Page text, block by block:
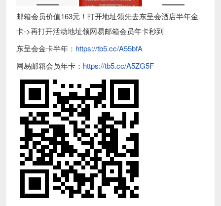
邮箱会员价值163元！打开地址领先去东呈会酒店半年金
卡->再打开活动地址领网易邮箱会员年卡秒到
东呈会金卡半年： https://tb5.cc/A55bfA
网易邮箱会员年卡： https://tb5.cc/A5ZG5F